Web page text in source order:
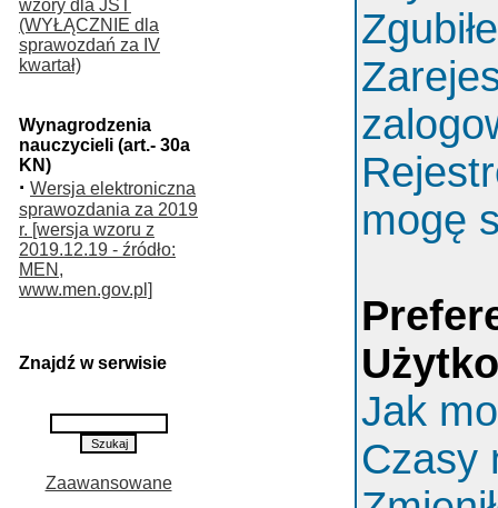
wzory dla JST
(WYŁĄCZNIE dla
sprawozdań za IV
kwartał)
Wynagrodzenia
nauczycieli (art.- 30a
KN)
· Wersja elektroniczna
sprawozdania za 2019
r. [wersja wzoru z
2019.12.19 - źródło:
MEN,
www.men.gov.pl]
Znajdź w serwisie
Zaawansowane
mogę
Jak
Czasy